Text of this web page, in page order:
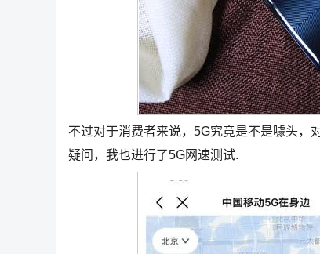
不过对于消费者来说，5G究竟是不是噱头，
疑问，我也进行了5G网速测试.